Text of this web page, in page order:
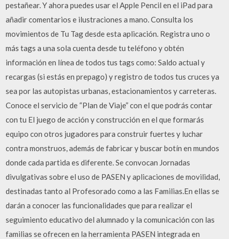
pestañear. Y ahora puedes usar el Apple Pencil en el iPad para
añadir comentarios e ilustraciones a mano. Consulta los
movimientos de Tu Tag desde esta aplicación. Registra uno o
más tags a una sola cuenta desde tu teléfono y obtén
información en línea de todos tus tags como: Saldo actual y
recargas (si estás en prepago) y registro de todos tus cruces ya
sea por las autopistas urbanas, estacionamientos y carreteras.
Conoce el servicio de “Plan de Viaje” con el que podrás contar
con tu El juego de acción y construcción en el que formarás
equipo con otros jugadores para construir fuertes y luchar
contra monstruos, además de fabricar y buscar botín en mundos
donde cada partida es diferente. Se convocan Jornadas
divulgativas sobre el uso de PASEN y aplicaciones de movilidad,
destinadas tanto al Profesorado como a las Familias.En ellas se
darán a conocer las funcionalidades que para realizar el
seguimiento educativo del alumnado y la comunicación con las
familias se ofrecen en la herramienta PASEN integrada en